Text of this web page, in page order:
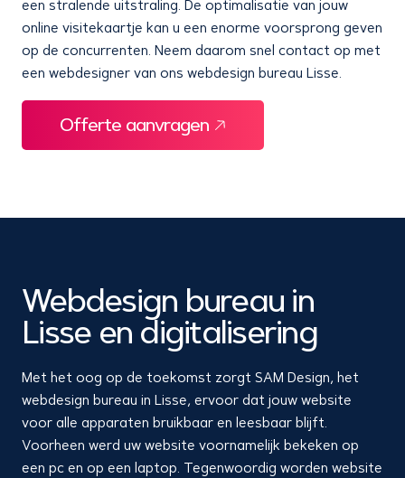
een stralende uitstraling. De optimalisatie van jouw
online visitekaartje kan u een enorme voorsprong geven
op de concurrenten. Neem daarom snel contact op met
een webdesigner van ons webdesign bureau Lisse.
Offerte aanvragen
Webdesign bureau in
Lisse en digitalisering
Met het oog op de toekomst zorgt SAM Design, het
webdesign bureau in Lisse, ervoor dat jouw website
voor alle apparaten bruikbaar en leesbaar blijft.
Voorheen werd uw website voornamelijk bekeken op
een pc en op een laptop. Tegenwoordig worden website